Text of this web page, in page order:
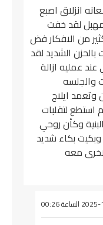
انزلاق اصبع
لقد خفت
من الافكار فض
الشديد لقد
عمليه ازالة
وتعمد ايلاج
استطع لتقلبات
وكأن روحي
بكاء شديد
معه
00:26